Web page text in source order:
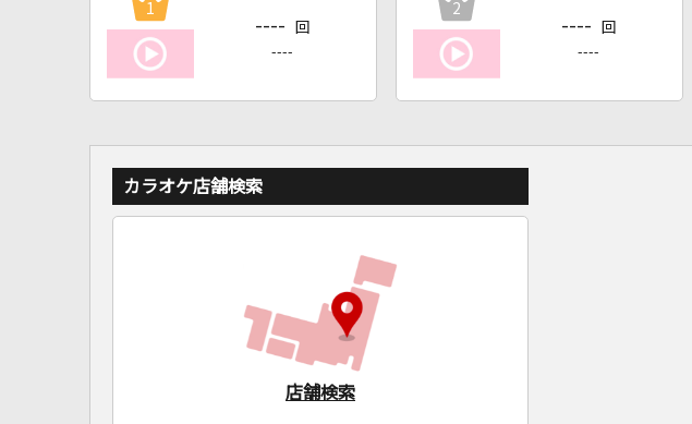
1
---- 回
----
2
---- 回
----
カラオケ店舗検索
店舗検索